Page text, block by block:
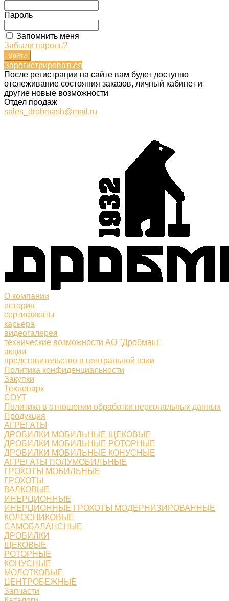
Пароль
Запомнить меня
Забыли пароль?
Зарегистрироваться
После регистрации на сайте вам будет доступно
отслеживание состояния заказов, личный кабинет и
другие новые возможности
Отдел продаж
sales_drobmash@mail.ru
О компании
история
сертификаты
карьера
видеогалерея
технические возможности АО "Дробмаш"
акции
представительство в центральной азии
Политика конфиденциальности
Закупки
Технопарк
СОУТ
Политика в отношении обработки персональных данных
Продукция
АГРЕГАТЫ
ДРОБИЛКИ МОБИЛЬНЫЕ ЩЕКОВЫЕ
ДРОБИЛКИ МОБИЛЬНЫЕ РОТОРНЫЕ
ДРОБИЛКИ МОБИЛЬНЫЕ КОНУСНЫЕ
АГРЕГАТЫ ПОЛУМОБИЛЬНЫЕ
ГРОХОТЫ МОБИЛЬНЫЕ
ГРОХОТЫ
ВАЛКОВЫЕ
ИНЕРЦИОННЫЕ
ИНЕРЦИОННЫЕ ГРОХОТЫ МОДЕРНИЗИРОВАННЫЕ
КОЛОСНИКОВЫЕ
САМОБАЛАНСНЫЕ
ДРОБИЛКИ
ЩЕКОВЫЕ
РОТОРНЫЕ
КОНУСНЫЕ
МОЛОТКОВЫЕ
ЦЕНТРОБЕЖНЫЕ
Запчасти